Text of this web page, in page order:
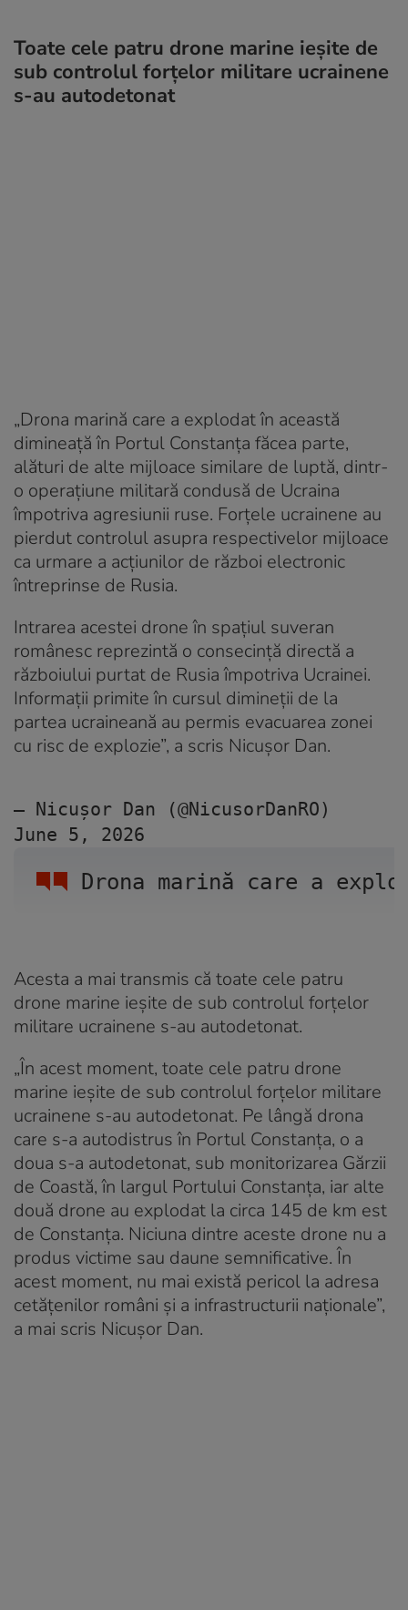
Toate cele patru drone marine ieșite de
sub controlul forțelor militare ucrainene
s-au autodetonat
„Drona marină care a explodat în această
dimineață în Portul Constanța făcea parte,
alături de alte mijloace similare de luptă, dintr-
o operațiune militară condusă de Ucraina
împotriva agresiunii ruse. Forțele ucrainene au
pierdut controlul asupra respectivelor mijloace
ca urmare a acțiunilor de război electronic
întreprinse de Rusia.
Intrarea acestei drone în spațiul suveran
românesc reprezintă o consecință directă a
războiului purtat de Rusia împotriva Ucrainei.
Informații primite în cursul dimineții de la
partea ucraineană au permis evacuarea zonei
cu risc de explozie”, a scris Nicușor Dan.
Drona marină care a
— Nicușor Dan (@NicusorDanRO)
June 5, 2026
Acesta a mai transmis că toate cele patru
drone marine ieșite de sub controlul forțelor
militare ucrainene s-au autodetonat.
„În acest moment, toate cele patru drone
marine ieșite de sub controlul forțelor militare
ucrainene s-au autodetonat. Pe lângă drona
care s-a autodistrus în Portul Constanța, o a
doua s-a autodetonat, sub monitorizarea Gărzii
de Coastă, în largul Portului Constanța, iar alte
două drone au explodat la circa 145 de km est
de Constanța. Niciuna dintre aceste drone nu a
produs victime sau daune semnificative. În
acest moment, nu mai există pericol la adresa
cetățenilor români și a infrastructurii naționale”,
a mai scris Nicușor Dan.